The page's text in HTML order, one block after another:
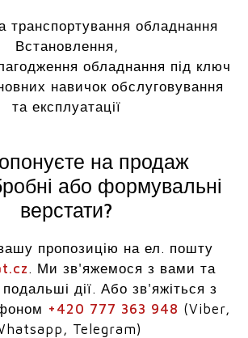
транспортування обладнання
Встановлення,
обладнання під ключ
навичок обслуговування
та експлуатації
на продаж
або формувальні
верстати?
пропозицію на ел. пошту
. Ми зв'яжемося з вами та
дії. Або зв'яжіться з
+420 777 363 948 (Viber,
Telegram)